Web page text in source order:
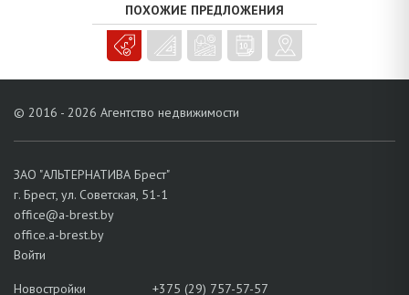
Обработанный земельный участок площадью 0,1202 га
подготовлен к дальнейшему благоустройству. Небольшая
деревня расположена вблизи социальной городской
инфраструктуры. Активно ведется благоустройство улиц и дорог,
строительство современных жилых домов. Мобильное
в нужный микрорайон, ходит школьный автобус. Поблизости
ПОХОЖИЕ ПРЕДЛОЖЕНИЯ
© 2016 - 2026 Агентство недвижимости
ЗАО "АЛЬТЕРНАТИВА Брест"
г. Брест, ул. Советская, 51-1
office@a-brest.by
office.a-brest.by
Войти
Новостройки
+375 (29) 757-57-57